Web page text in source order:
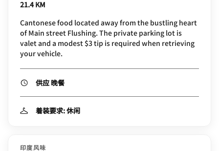
21.4 KM
Cantonese food located away from the bustling heart
of Main street Flushing. The private parking lot is
valet and a modest $3 tip is required when retrieving
your vehicle.
供应 晚餐
着装要求: 休闲
印度风味